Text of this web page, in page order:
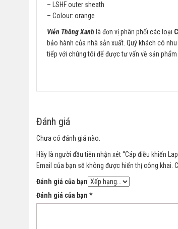
– LSHF outer sheath
– Colour: orange
Viễn Thông Xanh là đơn vị phân phối các loại
bảo hành của nhà sản xuất. Quý khách có
tiếp với chúng tôi để được tư vấn về sản phẩm
Đánh giá
Chưa có đánh giá nào.
Hãy là người đầu tiên nhận xét “Cáp điều khiển
Email của bạn sẽ không được hiển thị công khai.
Đánh giá của bạn
Đánh giá của bạn *